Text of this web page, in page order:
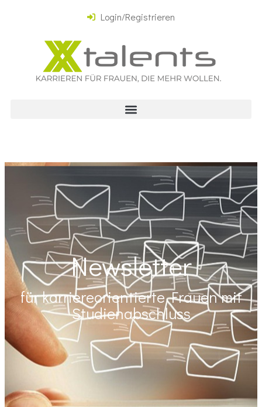
Login/Registrieren
NEWSLETTER
Newsletter
für karriereorientierte Frauen mit
Studienabschluss